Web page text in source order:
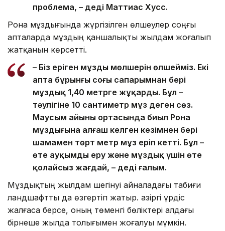
проблема, – деді Маттиас Хусс.
Рона мұздығында жүргізілген өлшеулер соңғы
апталарда мұздың қаншалықты жылдам жоғалып
жатқанын көрсетті.
– Біз еріген мұздың мөлшерін өлшейміз. Екі
апта бұрынғы соңғы сапарымнан бері
мұздық 1,40 метрге жұқарды. Бұл –
тәулігіне 10 сантиметр мұз деген сөз.
Маусым айының ортасында биыл Рона
мұздығына алғаш келген кезімнен бері
шамамен төрт метр мұз еріп кетті. Бұл –
өте ауқымды еру және мұздық үшін өте
қолайсыз жағдай, – деді ғалым.
Мұздықтың жылдам шегінуі айналадағы табиғи
ландшафтты да өзгертіп жатыр. Қазіргі үрдіс
жалғаса берсе, оның төменгі бөліктері алдағы
бірнеше жылда толығымен жоғалуы мүмкін.